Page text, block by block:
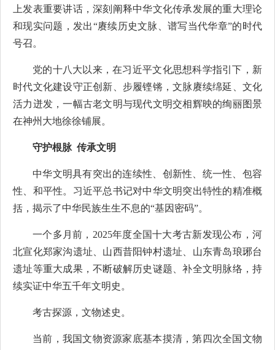
上发表重要讲话，深刻阐释中华文化传承发展的重大理论
和现实问题，发出“赓续历史文脉、谱写当代华章”的时代
号召。
党的十八大以来，在习近平文化思想科学指引下，新
时代文化建设守正创新、步履铿锵，文脉赓续绵延、文化
活力迸发，一幅古老文明与现代文明交相辉映的绚丽图景
在神州大地徐徐铺展。
守护根脉 传承文明
中华文明具有突出的连续性、创新性、统一性、包容
性、和平性。习近平总书记对中华文明突出特性的精准概
括，揭示了中华民族生生不息的“基因密码”。
一个多月前，2025年度全国十大考古新发现公布，河
北宣化郑家沟遗址、山西昔阳钟村遗址、山东青岛琅琊台
遗址等重大成果，不断破解历史谜题、补全文明脉络，持
续实证中华五千年文明史。
考古探源，文物述史。
当前，我国文物资源家底基本摸清，第四次全国文物